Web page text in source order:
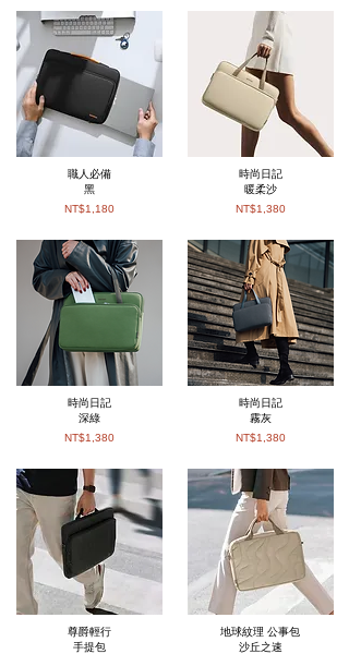
職人必備
黑
NT$1,180
時尚日記
深綠
NT$1,380
尊爵輕行
手提包
時尚日記​
暖柔沙
NT$1,380
時尚日記
霧灰
NT$1,380
地球紋理 公事包
沙丘之速